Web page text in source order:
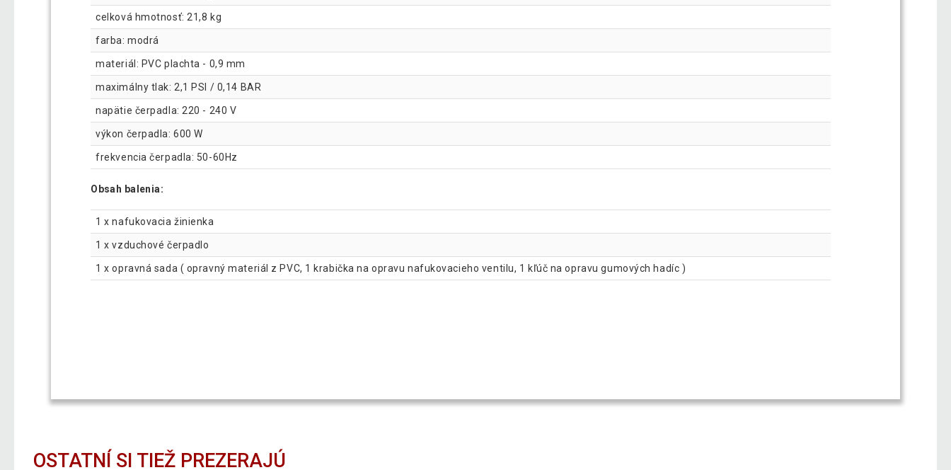
celková hmotnosť: 21,8 kg
farba: modrá
materiál: PVC plachta - 0,9 mm
maximálny tlak: 2,1 PSI / 0,14 BAR
napätie čerpadla: 220 - 240 V
výkon čerpadla: 600 W
frekvencia čerpadla: 50-60Hz
Obsah balenia:
1 x nafukovacia žinienka
1 x vzduchové čerpadlo
1 x opravná sada ( opravný materiál z PVC, 1 krabička na opravu nafukovacieho ventilu, 1 kľúč na opravu gumových hadíc )
OSTATNÍ SI TIEŽ PREZERAJÚ